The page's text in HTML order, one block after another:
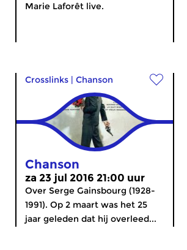
Marie Laforêt live.
Crosslinks | Chanson
Chanson
za 23 jul 2016 21:00 uur
Over Serge Gainsbourg (1928-
1991). Op 2 maart was het 25
jaar geleden dat hij overleed...